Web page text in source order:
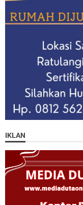
IKLAN